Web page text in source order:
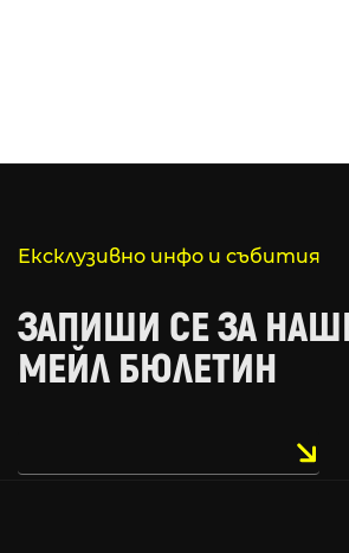
Ексклузивно инфо и събития
ЗАПИШИ СЕ ЗА
МЕЙЛ БЮЛЕТИН